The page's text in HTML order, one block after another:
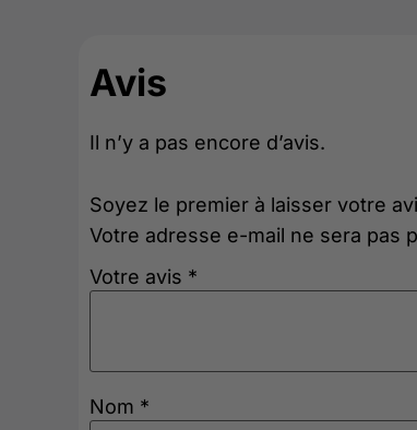
Avis
Il n’y a pas encore d’avis.
Soyez le premier à laisser votre
Votre adresse e-mail ne sera pas
Votre avis *
Nom *